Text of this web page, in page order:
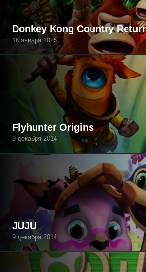
Donkey Kong Country
16 января 2025
Flyhunter Origins
9 декабря 2014
JUJU
9 декабря 2014